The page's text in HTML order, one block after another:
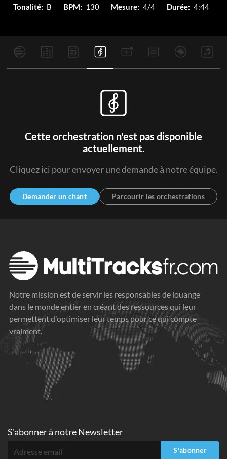
Tonalité: B BPM: 130 Mesure: 4/4 Durée: 4:44
Cette orchestration n'est pas disponible
actuellement.
Cliquez ici pour envoyer une demande à notre équipe.
Demander un chant Parcourir les orchestrations
Notre mission est de servir les responsables de louange
dans le monde entier en créant des ressources qui leur
permettent d'optimiser leur temps pour ce qui compte
vraiment.
S'abonner à notre Newsletter
S'abonner